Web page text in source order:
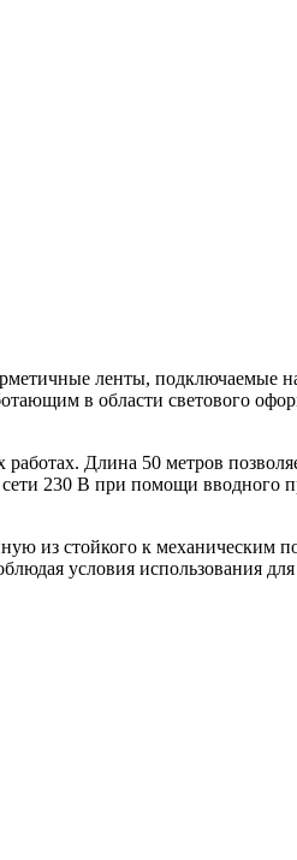
ленты, подключаемые
в области светового
Длина 50 метров
230 В при помощи вводного
из стойкого к
условия использования